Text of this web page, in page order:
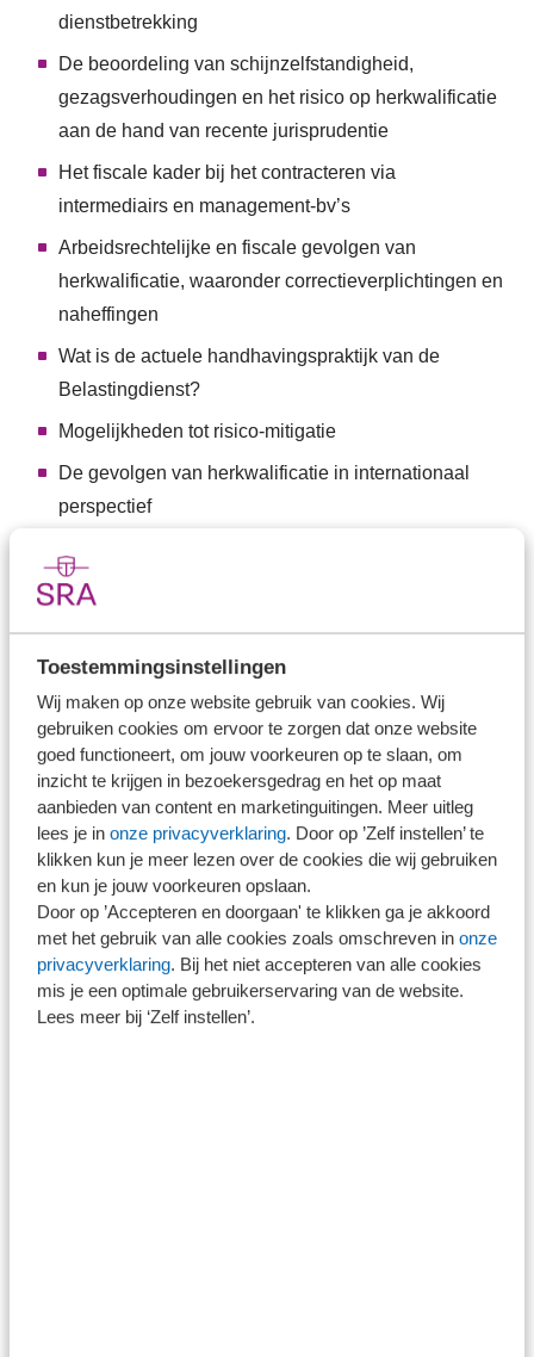
Toestemmingsinstellingen
Wij maken op onze website gebruik van cookies. Wij
gebruiken cookies om ervoor te zorgen dat onze website
goed functioneert, om jouw voorkeuren op te slaan, om
inzicht te krijgen in bezoekersgedrag en het op maat
aanbieden van content en marketinguitingen. Meer uitleg
lees je in onze privacyverklaring. Door op ’Zelf instellen’ te
klikken kun je meer lezen over de cookies die wij gebruiken
en kun je jouw voorkeuren opslaan.
Door op ’Accepteren en doorgaan' te klikken ga je akkoord
met het gebruik van alle cookies zoals omschreven in onze
privacyverklaring. Bij het niet accepteren van alle cookies
mis je een optimale gebruikerservaring van de website.
Lees meer bij ‘Zelf instellen’.
dienstbetrekking
De beoordeling van schijnzelfstandigheid,
gezagsverhoudingen en het risico op herkwalificatie
aan de hand van recente jurisprudentie
Het fiscale kader bij het contracteren via
intermediairs en management-bv’s
Arbeidsrechtelijke en fiscale gevolgen van
herkwalificatie, waaronder correctieverplichtingen en
naheffingen
Wat is de actuele handhavingspraktijk van de
Belastingdienst?
Mogelijkheden tot risico-mitigatie
De gevolgen van herkwalificatie in internationaal
perspectief
ontwikkelingen rondom de Zelfstandigenwet en de
Jildis Deumes LLM BSc
12:30 uur Pauze
13:15 uur De optimale BV-structuur
Wanneer is de huidige BV-structuur nog passend en
wanneer loont herstructureren?
Vastgoed binnen de BV-structuur: Fiscale en
juridische gevolgen voor VPB, OBV, financiering en
risico’s